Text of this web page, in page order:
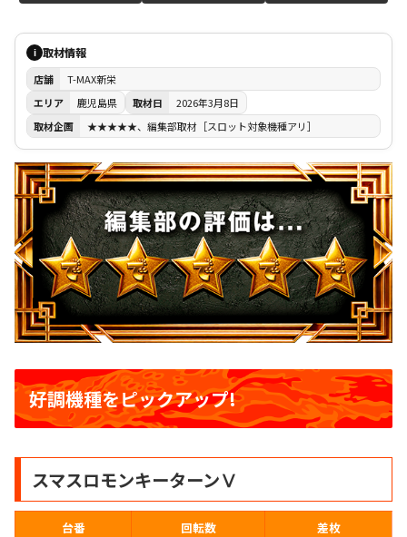
i 取材情報
店舗
T-MAX新栄
エリア
鹿児島県 取材日
2026年3月8日
取材企画
★★★★★、編集部取材［スロット対象機種アリ］
好調機種をピックアップ!
スマスロモンキーターンⅤ
台番 回転数
差枚